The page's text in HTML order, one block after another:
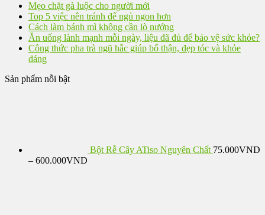
Mẹo chặt gà luộc cho người mới
Top 5 việc nên tránh để ngủ ngon hơn
Cách làm bánh mì không cần lò nướng
Ăn uống lành mạnh mỗi ngày, liệu đã đủ để bảo vệ sức khỏe?
Công thức pha trà ngũ hắc giúp bổ thận, đẹp tóc và khỏe
dáng
Sản phẩm nỗi bật
Bột Rễ Cây ATiso Nguyên Chất 75.000VND
– 600.000VND